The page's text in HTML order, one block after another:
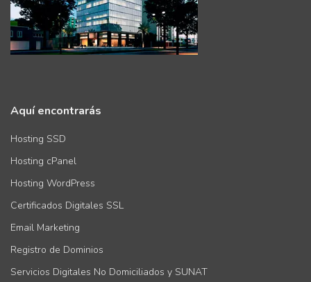
Aquí encontrarás
Hosting SSD
Hosting cPanel
Hosting WordPress
Certificados Digitales SSL
Email Marketing
Registro de Dominios
Servicios Digitales No Domiciliados y SUNAT